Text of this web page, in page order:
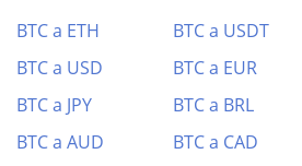
BTC a ETH BTC a USDT
BTC a USD
BTC a EUR
BTC a JPY
BTC a BRL
BTC a AUD
BTC a CAD